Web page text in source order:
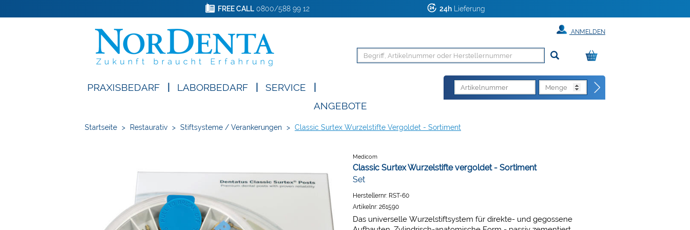
FREE CALL0800/588 99 12 24h Lieferung
ANMELDEN
PRAXISBEDARF LABORBEDARF SERVICE
ANGEBOTE
Startseite > Restaurativ > Stiftsysteme / Verankerungen > Classic Surtex Wurzelstifte Vergoldet - Sortiment
Medicom
Classic Surtex Wurzelstifte vergoldet - Sortiment
Set
Herstellernr: RST-60
Artikelnr: 261590
Das universelle Wurzelstiftsystem für direkte- und gegossene